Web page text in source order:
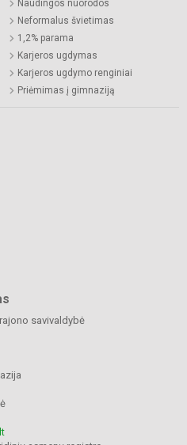
Naudingos nuorodos
Neformalus švietimas
1,2% parama
Karjeros ugdymas
Karjeros ugdymo renginiai
Priėmimas į gimnaziją
savivaldybė